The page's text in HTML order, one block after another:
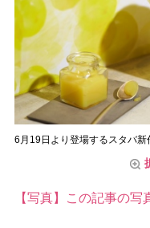
6月19日より登場するスタバ新
【写真】この記事の写